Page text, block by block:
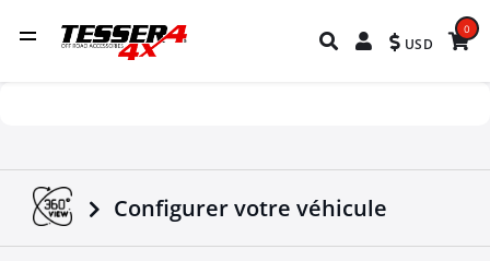
USD
0
Configurer votre véhicule